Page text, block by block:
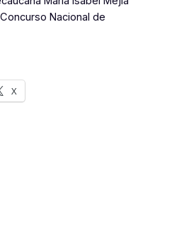
Nacional de
X